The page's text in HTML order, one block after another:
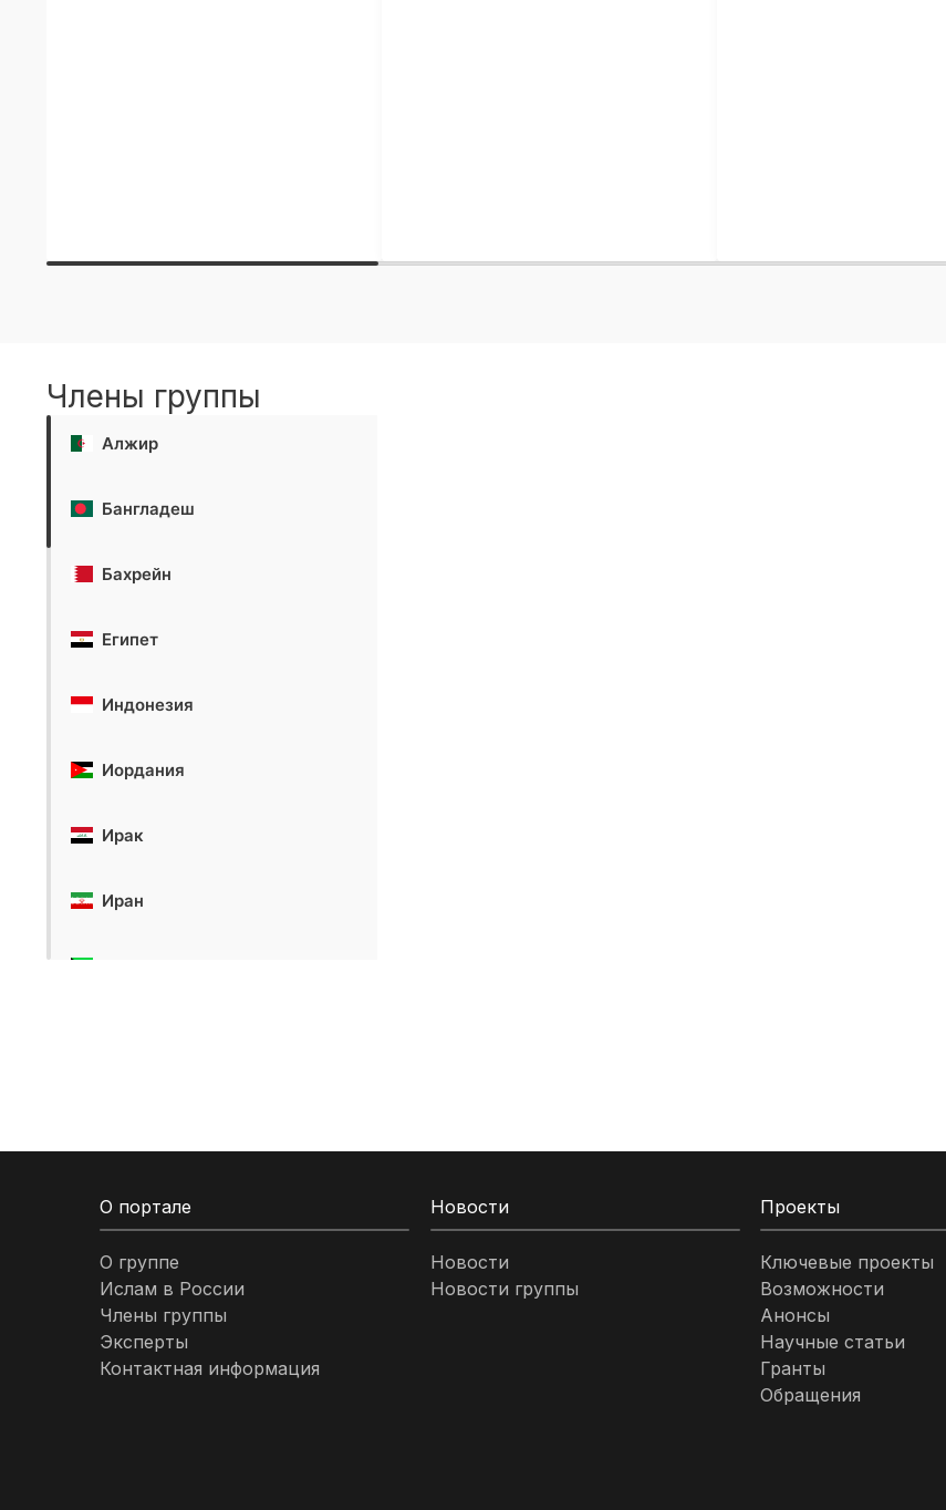
Члены группы
Алжир
Бангладеш
Бахрейн
Египет
Индонезия
Иордания
Ирак
Иран
Малайзия
Марокко
Нигерия
О портале
О группе
Ислам в России
Члены группы
Эксперты
Контактная информация
Новости
Новости
Новости группы
Проекты
Ключевые проекты
Возможности
Анонсы
Научные статьи
Гранты
Обращения